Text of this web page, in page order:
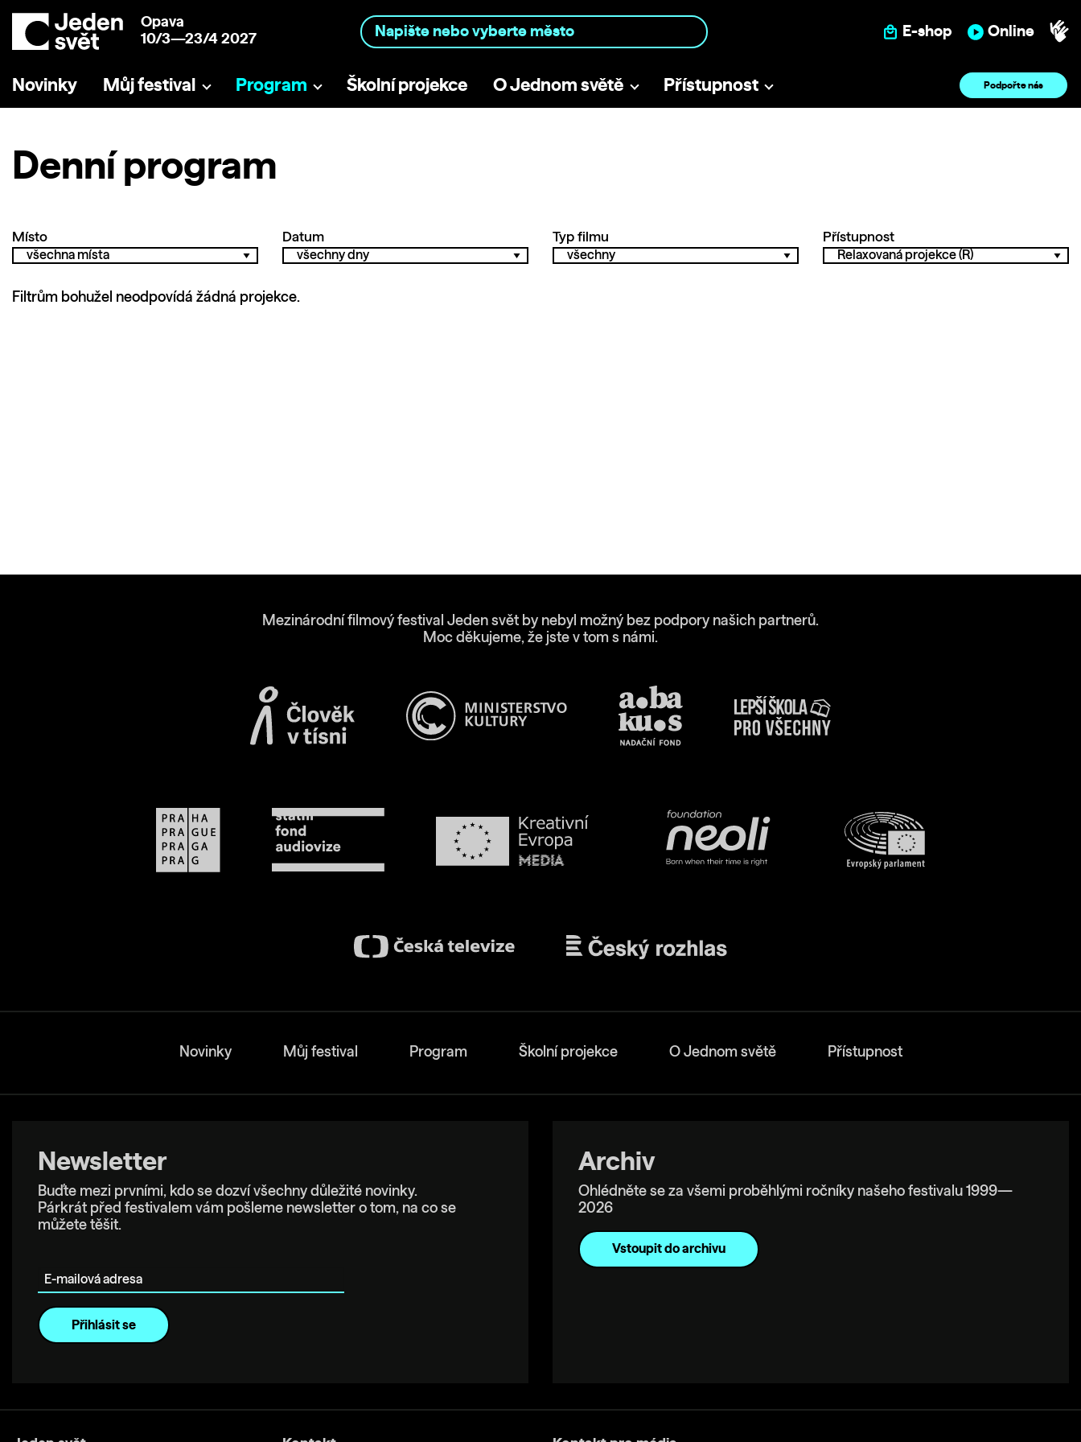
Opava
10/3—23/4 2027
E-shop Online
Novinky Můj festival Program Školní projekce O Jednom světě Přístupnost Podpořte nás
Denní program
Místo Datum Typ filmu Přístupnost
Filtrům bohužel neodpovídá žádná projekce.
Mezinárodní filmový festival Jeden svět by nebyl možný bez podpory našich partnerů.
Moc děkujeme, že jste v tom s námi.
Novinky Můj festival Program Školní projekce O Jednom světě Přístupnost
Newsletter
Buďte mezi prvními, kdo se dozví všechny důležité novinky.
Párkrát před festivalem vám pošleme newsletter o tom, na co se
můžete těšit.
Archiv
Ohlédněte se za všemi proběhlými ročníky našeho festivalu 1999—
2026
Vstoupit do archivu